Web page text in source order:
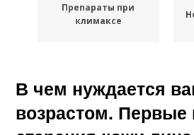
Препараты при
климаксе
Препарат от
климакса
В чем нуждается
возрастом. Первые